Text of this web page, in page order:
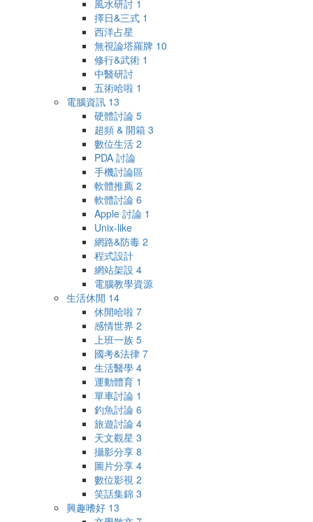
風水研討 1
擇日&三式 1
西洋占星
無視論塔羅牌 10
修行&武術 1
中醫研討
五術哈啦 1
電腦資訊 13
硬體討論 5
超頻 & 開箱 3
數位生活 2
PDA 討論
手機討論區
軟體推薦 2
軟體討論 6
Apple 討論 1
Unix-like
網路&防毒 2
程式設計
網站架設 4
電腦教學資源
生活休閒 14
休閒哈啦 7
感情世界 2
上班一族 5
國考&法律 7
生活醫學 4
運動體育 1
單車討論 1
釣魚討論 6
旅遊討論 4
天文觀星 3
攝影分享 8
圖片分享 4
數位影視 2
笑話集錦 3
興趣嗜好 13